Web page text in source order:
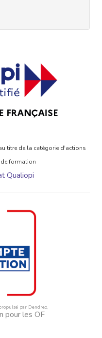
titre de la catégorie d'actions
formation
Qualiopi
par Dendreo,
pour les OF